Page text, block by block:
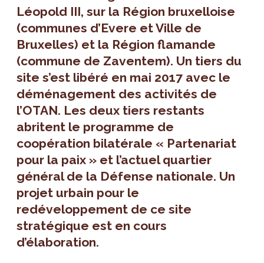
Léopold III, sur la Région bruxelloise
(communes d’Evere et Ville de
Bruxelles) et la Région flamande
(commune de Zaventem). Un tiers du
site s’est libéré en mai 2017 avec le
déménagement des activités de
l’OTAN. Les deux tiers restants
abritent le programme de
coopération bilatérale « Partenariat
pour la paix » et l’actuel quartier
général de la Défense nationale. Un
projet urbain pour le
redéveloppement de ce site
stratégique est en cours
d’élaboration.